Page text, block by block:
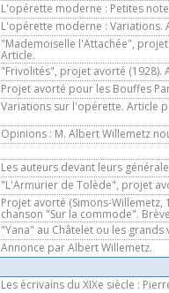
L'opérette moderne : Petites
L'opérette moderne : Variations.
"Mademoiselle l'Attachée",
Article.
"Frivolités", projet avorté (1928).
Projet avorté pour les Bouffes
Variations sur l'opérette. Article
Opinions : M. Albert Willemetz
Les auteurs devant leurs
"L'Armurier de Tolède", projet
Projet avorté (Simons-
chanson "Sur la commode".
"Yana" au Châtelet ou les
Annonce par Albert Willemetz.
Les écrivains du XIXe siècle :